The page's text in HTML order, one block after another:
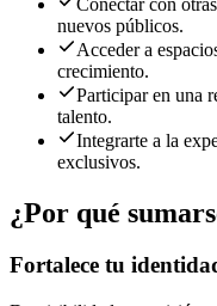
nuevos públicos.
Acceder a
crecimiento.
Participar en una
talento.
Integrarte a la
exclusivos.
¿Por qué
Fortalece tu